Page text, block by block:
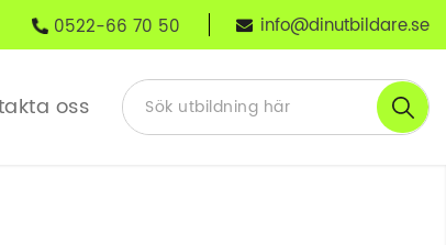
0522-66 70 50 info@dinutbildare.se
oss